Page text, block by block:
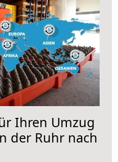
Ihren Umzug
der Ruhr nach